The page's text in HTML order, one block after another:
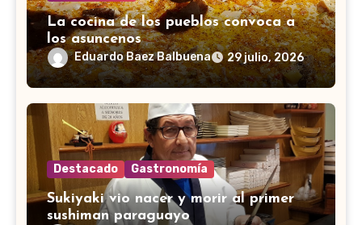
La cocina de los pueblos convoca a
los asuncenos
Eduardo Baez Balbuena 29 julio, 2026
Destacado Gastronomía
Sukiyaki vio nacer y morir al primer
sushiman paraguayo